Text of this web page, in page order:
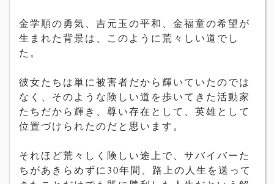
金学順の勇気、吉元玉の平和、金福童の希望が
生まれた背景は、このように荒々しい道でし
た。
彼女たちは単に被害者だから輝いていたのでは
なく、そのような険しい道を歩いてきた活動家
たちだから輝き、尊い存在として、英雄として
位置づけられたのだと思います。
それほど荒々しく険しい途上で、サバイバーた
ちがあきらめずに30年間、路上の人生を送って